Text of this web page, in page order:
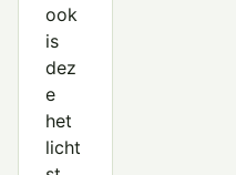
ook
is
dez
e
het
licht